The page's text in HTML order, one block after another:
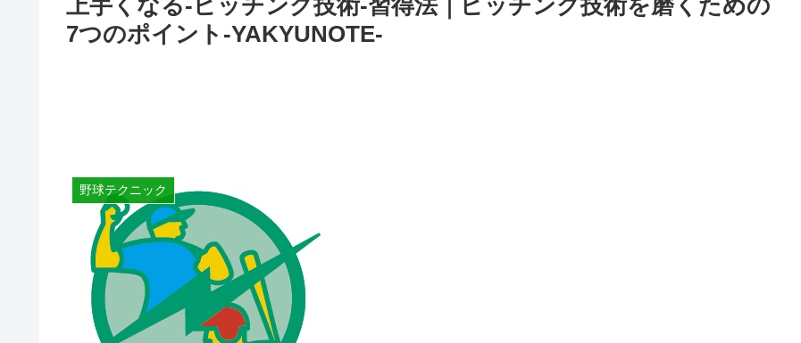
7つのポイント-YAKYUNOTE-
野球テクニック